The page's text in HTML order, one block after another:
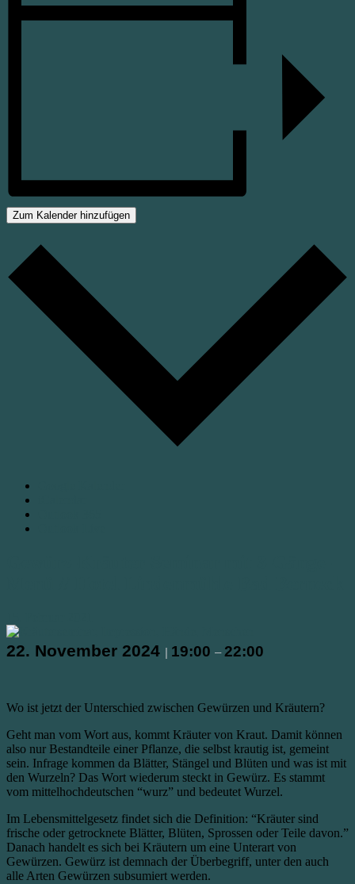
Zum Kalender hinzufügen
22. November 2024 | 19:00 –22:00
Wo ist jetzt der Unterschied zwischen Gewürzen und Kräutern?
Geht man vom Wort aus, kommt Kräuter von Kraut. Damit können
also nur Bestandteile einer Pflanze, die selbst krautig ist, gemeint
sein. Infrage kommen da Blätter, Stängel und Blüten und was ist mit
den Wurzeln? Das Wort wiederum steckt in Gewürz. Es stammt
vom mittelhochdeutschen “wurz” und bedeutet Wurzel.
Im Lebensmittelgesetz findet sich die Definition: “Kräuter sind
frische oder getrocknete Blätter, Blüten, Sprossen oder Teile davon.”
Danach handelt es sich bei Kräutern um eine Unterart von
Gewürzen. Gewürz ist demnach der Überbegriff, unter den auch
alle Arten Gewürzen subsumiert werden.